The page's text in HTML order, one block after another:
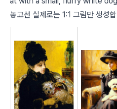
놓고선 실제로는 1:1 그림만 생성